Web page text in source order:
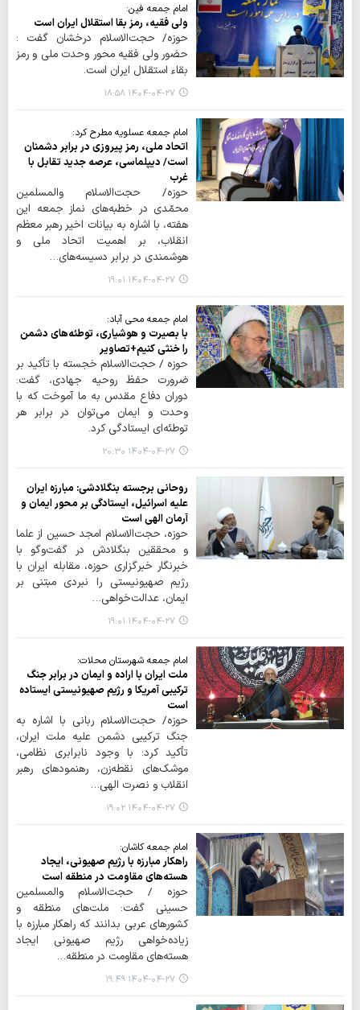
امام جمعه فین:
ولی فقیه، رمز بقا استقلال ایران است
حوزه/ حجت‌الاسلام درخشان گفت :
حضور ولی فقیه محور وحدت ملی و رمز
بقاء استقلال ایران است.
۱۴۰۴-۰۴-۲۷ ۱۸:۵۸
امام جمعه عسلویه مطرح کرد:
اتحاد ملی، رمز پیروزی در برابر دشمنان
است/ دیپلماسی، عرصه جدید تقابل با
غرب
حوزه/ حجت‌الاسلام والمسلمین
محمّدی در خطبه‌های نماز جمعه این
هفته، با اشاره به بیانات اخیر رهبر معظم
انقلاب، بر اهمیت اتحاد ملی و
هوشمندی در برابر دسیسه‌های…
۱۴۰۴-۰۴-۲۷ ۱۹:۰۱
امام جمعه محی آباد:
با بصیرت و هوشیاری، توطئه‌های دشمن
را خنثی کنیم+تصاویر
حوزه / حجت‌الاسلام خجسته با تأکید بر
ضرورت حفظ روحیه جهادی، گفت:
دوران دفاع مقدس به ما آموخت که با
وحدت و ایمان می‌توان در برابر هر
توطئه‌ای ایستادگی کرد.
۱۴۰۴-۰۴-۲۷ ۲۰:۳۰
روحانی برجسته بنگلادشی: مبارزه ایران
علیه اسرائیل، ایستادگی بر محور ایمان و
آرمان الهی است
حوزه، حجت‌الاسلام امجد حسین از علما
و محققین بنگلادش در گفت‌وگو با
خبرنگار خبرگزاری حوزه، مقابله ایران با
رژیم صهیونیستی را نبردی مبتنی بر
ایمان، عدالت‌خواهی…
۱۴۰۴-۰۴-۲۷ ۱۹:۰۱
امام جمعه شهرستان محلات:
ملت ایران با اراده و ایمان در برابر جنگ
ترکیبی آمریکا و رژیم صهیونیستی ایستاده
است
حوزه/ حجت‌الاسلام ربانی با اشاره به
جنگ ترکیبی دشمن علیه ملت ایران،
تأکید کرد: با وجود نابرابری نظامی،
موشک‌های نقطه‌زن، رهنمودهای رهبر
انقلاب و نصرت الهی…
۱۴۰۴-۰۴-۲۷ ۱۹:۰۲
امام جمعه کاشان:
راهکار مبارزه با رژیم صهیونی، ایجاد
هسته‌های مقاومت در منطقه است
حوزه / حجت‌الاسلام والمسلمین
حسینی گفت: ملت‌های منطقه و
کشورهای عربی بدانند که راهکار مبارزه با
زیاده‌خواهی رژیم صهیونی ایجاد
هسته‌های مقاومت در منطقه…
۱۴۰۴-۰۴-۲۷ ۱۹:۴۹